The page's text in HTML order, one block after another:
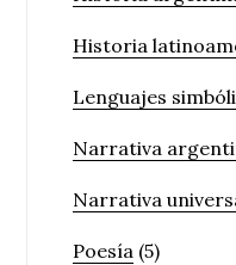
Historia
Lenguajes
Narrativa
Narrativa
Poesía (5)